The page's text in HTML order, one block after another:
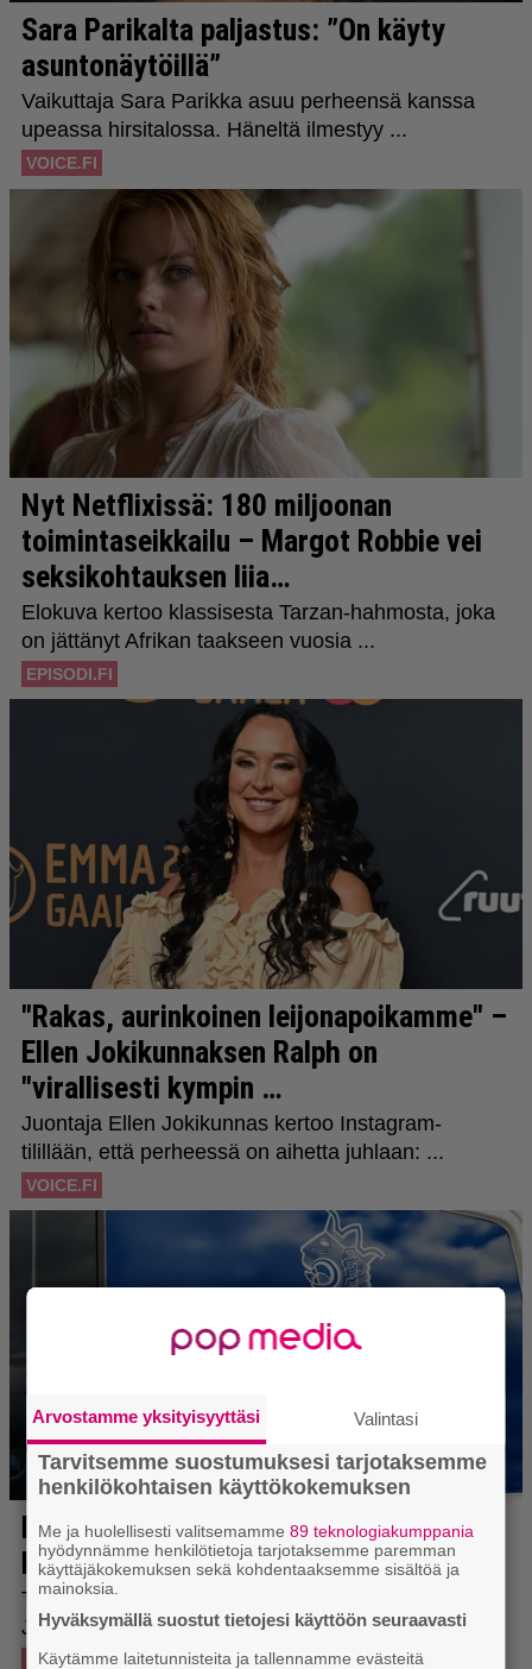
Arvostamme yksityisyyttäsi Valintasi
Tarvitsemme suostumuksesi tarjotaksemme
henkilökohtaisen käyttökokemuksen
Me ja huolellisesti valitsemamme89 teknologiakumppania
hyödynnämme henkilötietoja tarjotaksemme paremman
käyttäjäkokemuksen sekä kohdentaaksemme sisältöä ja
mainoksia.
Hyväksymällä suostut tietojesi käyttöön seuraavasti
Käytämme laitetunnisteita ja tallennamme evästeitä